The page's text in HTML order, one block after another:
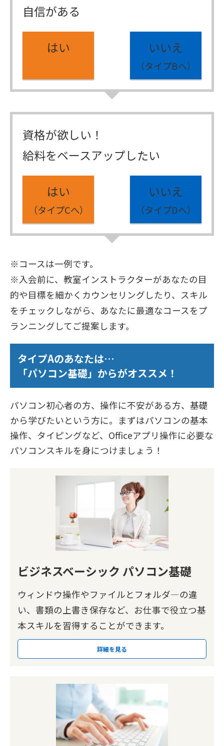
自信がある
はい いいえ
（タイプBへ）
資格が欲しい！
給料をベースアップしたい
はい
（タイプCへ）
いいえ
（タイプDへ）
※コースは一例です。
※入会前に、教室インストラクターがあなたの目
的や目標を細かくカウンセリングしたり、スキル
をチェックしながら、あなたに最適なコースをプ
ランニングしてご提案します。
タイプAのあなたは…
「パソコン基礎」からがオススメ！
パソコン初心者の方、操作に不安がある方、基礎
から学びたいという方に。まずはパソコンの基本
操作、タイピングなど、Officeアプリ操作に必要な
パソコンスキルを身につけましょう！
ビジネスベーシック パソコン基礎
ウィンドウ操作やファイルとフォルダ―の違
い、書類の上書き保存など、お仕事で役立つ基
本スキルを習得することができます。
詳細を見る